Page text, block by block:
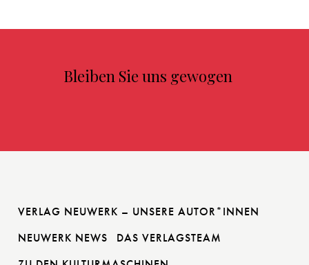
Bleiben Sie uns gewogen
VERLAG NEUWERK – UNSERE AUTOR*INNEN
NEUWERK NEWS
DAS VERLAGSTEAM